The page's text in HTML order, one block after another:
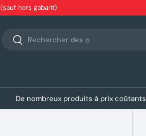
(sauf hors gabarit)
Recherche
Rechercher
De nombreux produits à prix coûtants